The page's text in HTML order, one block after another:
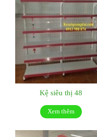
Kệ siêu thị 48
Xem thêm